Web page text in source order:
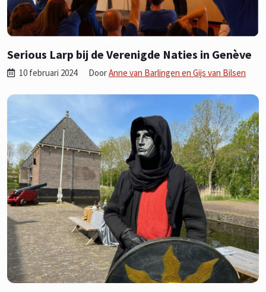
Serious Larp bij de Verenigde Naties in Genève
10 februari 2024 DoorAnne van Barlingen en Gijs van Bilsen